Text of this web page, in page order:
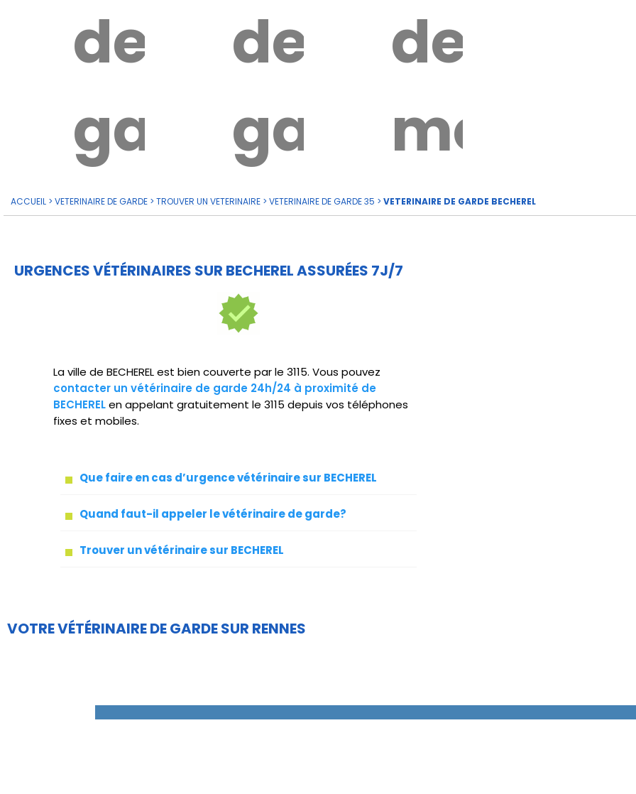
de
garde?
de
garde
de
moi
ACCUEIL > VETERINAIRE DE GARDE > TROUVER UN VETERINAIRE > VETERINAIRE DE GARDE 35 > VETERINAIRE DE GARDE BECHEREL
URGENCES VÉTÉRINAIRES SUR BECHEREL ASSURÉES 7J/7
La ville de BECHEREL est bien couverte par le 3115. Vous pouvez
contacter un vétérinaire de garde 24h/24 à proximité de
BECHERELen appelant gratuitement le 3115 depuis vos téléphones
fixes et mobiles.
Que faire en cas d’urgence vétérinaire sur BECHEREL
Quand faut-il appeler le vétérinaire de garde?
Trouver un vétérinaire sur BECHEREL
VOTRE VÉTÉRINAIRE DE GARDE SUR RENNES